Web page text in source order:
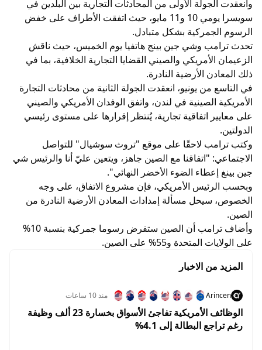
وانعقدت الجولة الأولى من المحادثات التجارية بين البلدين في
سويسرا يومي 10 و11 مايو، حيث اتفقت الأطراف على خفض
الرسوم الجمركية بشكل متبادل.
تحدث ترامب وشي جين بينج هاتفيا يوم الخميس، حيث ناقش
الزعيمان الأمريكي والصيني القضايا التجارية الخلافية، بما في
ذلك المعادن الأرضية النادرة.
في التاسع من يونيو، انعقدت الجولة الثانية من محادثات التجارة
الأمريكية الصينية في لندن، واتفق الوفدان الأمريكي والصيني
على معايير اتفاقية تجارية، يُنتظر إقرارها على مستوى رئيسي
الدولتين.
وكتب ترامب لاحقًا على موقع "تروث سوشيال" للتواصل
الاجتماعي: "اتفاقنا مع الصين جاهز، ويتعين عليّ أنا والرئيس شي
جين بينغ إعطاء الضوء الأخضر النهائي".
وبحسب الرئيس الأمريكي، فإن مشروع الاتفاق، على وجه
الخصوص، سيحل مسألة إمدادات المعادن الأرضية النادرة من
الصين.
وأضاف ترامب أن الصين ستفرض رسوما جمركية بنسبة 10%
على الولايات المتحدة و55% على الصين.
المزيد من الاخبار
Arincen منذ 10 ساعات
الوظائف الأمريكية تفاجئ الأسواق بخسارة 23 ألف وظيفة
رغم تراجع البطالة إلى 4.1%